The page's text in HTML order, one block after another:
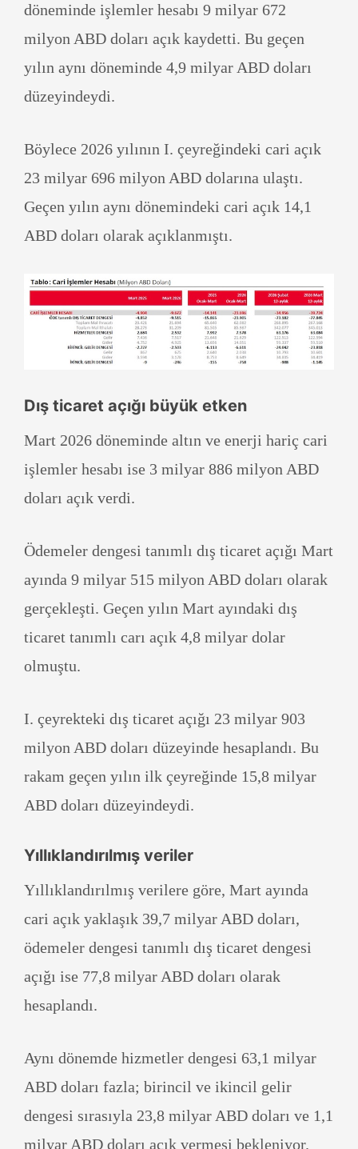
döneminde işlemler hesabı 9 milyar 672
milyon ABD doları açık kaydetti. Bu geçen
yılın aynı döneminde 4,9 milyar ABD doları
düzeyindeydi.
Böylece 2026 yılının I. çeyreğindeki cari açık
23 milyar 696 milyon ABD dolarına ulaştı.
Geçen yılın aynı dönemindeki cari açık 14,1
ABD doları olarak açıklanmıştı.
Dış ticaret açığı büyük etken
Mart 2026 döneminde altın ve enerji hariç cari
işlemler hesabı ise 3 milyar 886 milyon ABD
doları açık verdi.
Ödemeler dengesi tanımlı dış ticaret açığı Mart
ayında 9 milyar 515 milyon ABD doları olarak
gerçekleşti. Geçen yılın Mart ayındaki dış
ticaret tanımlı carı açık 4,8 milyar dolar
olmuştu.
I. çeyrekteki dış ticaret açığı 23 milyar 903
milyon ABD doları düzeyinde hesaplandı. Bu
rakam geçen yılın ilk çeyreğinde 15,8 milyar
ABD doları düzeyindeydi.
Yıllıklandırılmış veriler
Yıllıklandırılmış verilere göre, Mart ayında
cari açık yaklaşık 39,7 milyar ABD doları,
ödemeler dengesi tanımlı dış ticaret dengesi
açığı ise 77,8 milyar ABD doları olarak
hesaplandı.
Aynı dönemde hizmetler dengesi 63,1 milyar
ABD doları fazla; birincil ve ikincil gelir
dengesi sırasıyla 23,8 milyar ABD doları ve 1,1
milyar ABD doları açık vermesi bekleniyor.